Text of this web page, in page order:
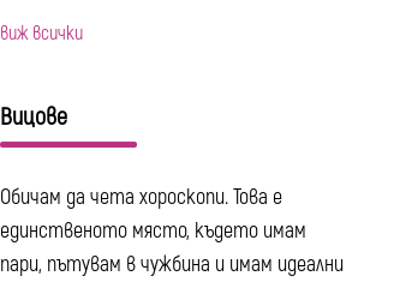
виж всички
Вицове
Обичам да чета хороскопи. Това е
единственото място, където имам
пари, пътувам в чужбина и имам идеални